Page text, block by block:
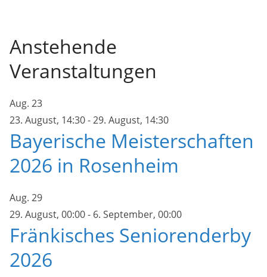
Anstehende
Veranstaltungen
Aug. 23
23. August, 14:30-29. August, 14:30
Bayerische Meisterschaften
2026 in Rosenheim
Aug. 29
29. August, 00:00- 6. September, 00:00
Fränkisches Seniorenderby
2026